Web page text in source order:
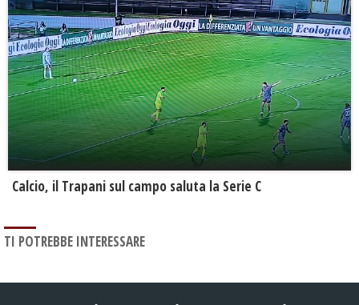
Calcio, il Trapani sul campo saluta la Serie C
TI POTREBBE INTERESSARE